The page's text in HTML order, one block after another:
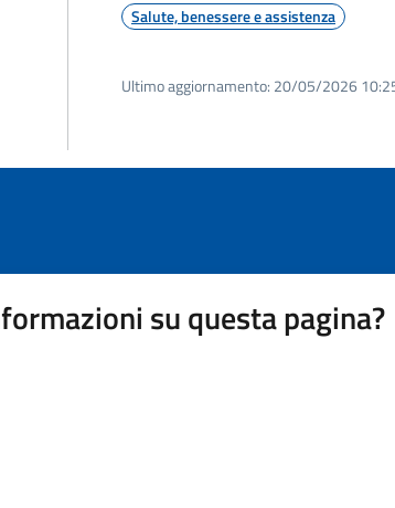
Salute, benessere e assistenza
Ultimo aggiornamento: 20/05/2026
su questa pagina?